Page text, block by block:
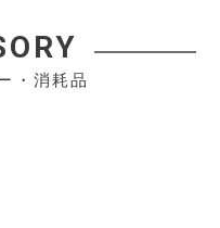
・消耗品